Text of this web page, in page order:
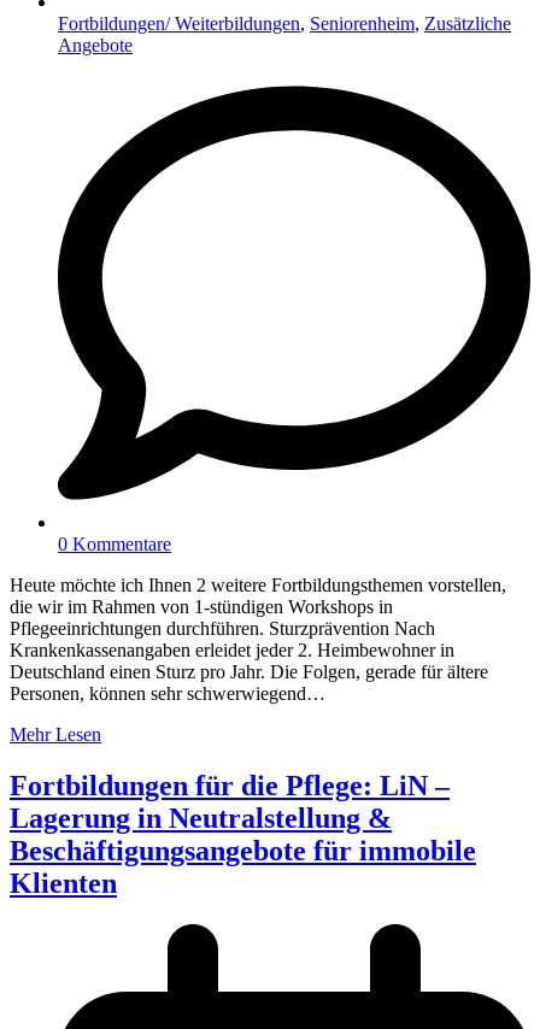
Fortbildungen/ Weiterbildungen, Seniorenheim, Zusätzliche
Angebote
0 Kommentare
Heute möchte ich Ihnen 2 weitere Fortbildungsthemen vorstellen,
die wir im Rahmen von 1-stündigen Workshops in
Pflegeeinrichtungen durchführen. Sturzprävention Nach
Krankenkassenangaben erleidet jeder 2. Heimbewohner in
Deutschland einen Sturz pro Jahr. Die Folgen, gerade für ältere
Personen, können sehr schwerwiegend…
Mehr Lesen
Fortbildungen für die Pflege: LiN –
Lagerung in Neutralstellung &
Beschäftigungsangebote für immobile
Klienten